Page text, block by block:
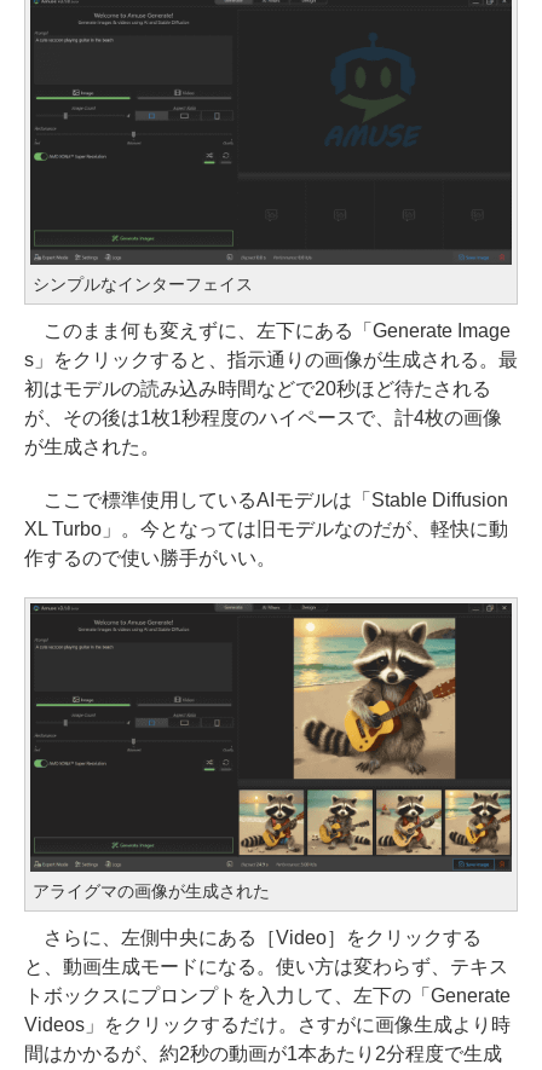
シンプルなインターフェイス
このまま何も変えずに、左下にある「Generate Image
s」をクリックすると、指示通りの画像が生成される。最
初はモデルの読み込み時間などで20秒ほど待たされる
が、その後は1枚1秒程度のハイペースで、計4枚の画像
が生成された。
ここで標準使用しているAIモデルは「Stable Diffusion
XL Turbo」。今となっては旧モデルなのだが、軽快に動
作するので使い勝手がいい。
アライグマの画像が生成された
さらに、左側中央にある［Video］をクリックする
と、動画生成モードになる。使い方は変わらず、テキス
トボックスにプロンプトを入力して、左下の「Generate
Videos」をクリックするだけ。さすがに画像生成より時
間はかかるが、約2秒の動画が1本あたり2分程度で生成